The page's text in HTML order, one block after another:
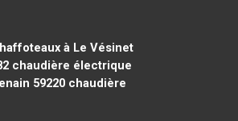
à Le Vésinet
chaudière électrique
59220 chaudière